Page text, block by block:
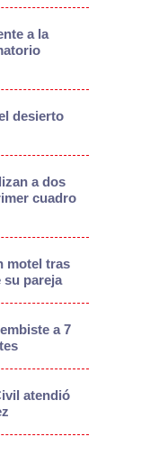
a la
desierto
a dos
cuadro
motel tras
su pareja
a 7
atendió